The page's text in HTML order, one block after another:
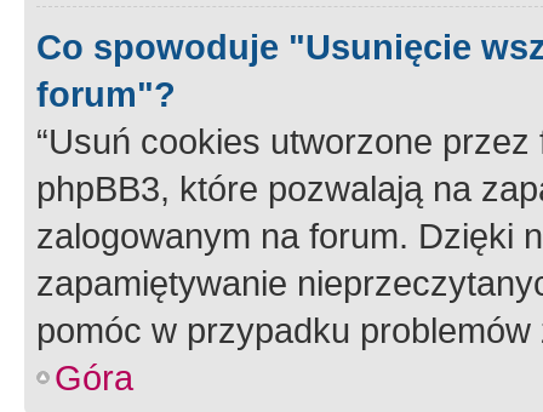
Co spowoduje "Usunięcie
forum"?
“Usuń cookies utworzone
phpBB3, które pozwalają na
zalogowanym na forum. Dzięki
zapamiętywanie
pomóc w przypadku
Góra